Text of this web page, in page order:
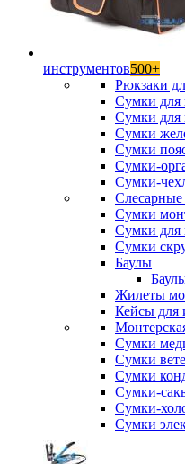
инструментов500+
Рюкзаки
Сумки для
Сумки для
Сумки
Сумки
Сумки-
Сумки-
Слесарные
Сумки
Сумки для
Сумки
Баулы
Жилеты
Кейсы для
Сумки
Сумки
Сумки
Сумки-
Сумки-
Сумки